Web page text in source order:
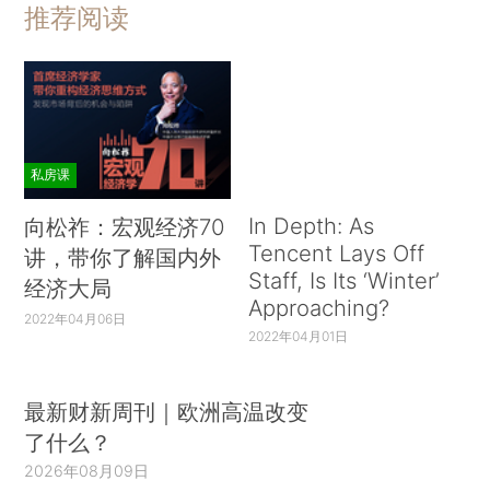
推荐阅读
私房课
向松祚：宏观经济70
讲，带你了解国内外
经济大局
2022年04月06日
In Depth: As
Tencent Lays Off
Staff, Is Its ‘Winter’
Approaching?
2022年04月01日
最新财新周刊｜欧洲高温改变
了什么？
2026年08月09日